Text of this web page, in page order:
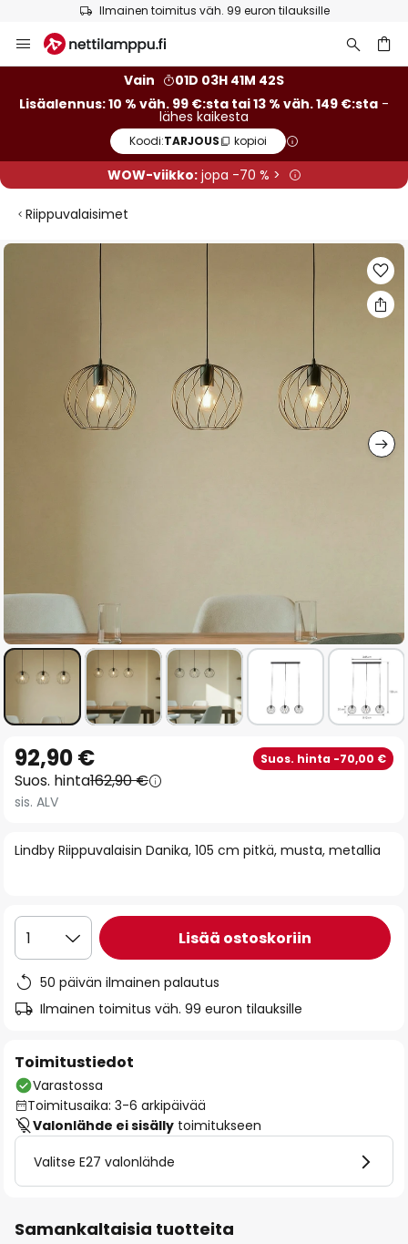
Ilmainen toimitus väh. 99 euron tilauksille
to
Vain
01D 03H 41M 41S
Lisäalennus: 10 % väh. 99 €:sta tai 13 % väh. 149 €:sta -
lähes kaikesta
Koodi:TARJOUS kopioi
WOW-viikko:jopa -70 % >
Riippuvalaisimet
Skip
to
the
beginning
the
Lindby Riippuvalaisin Danika, 105 cm pitkä, musta, metallia
92,90 € Suos. hinta -70,00 €
Suos. hinta162,90 €
sis. ALV
1 Lisää ostoskoriin
50 päivän ilmainen palautus
Ilmainen toimitus väh. 99 euron tilauksille
Toimitustiedot
Varastossa
Toimitusaika: 3-6 arkipäivää
Valonlähde ei sisälly toimitukseen
Valitse E27 valonlähde
Samankaltaisia tuotteita